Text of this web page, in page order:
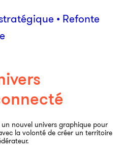
• Refonte
nouvel univers graphique pour
la volonté de créer un territoire